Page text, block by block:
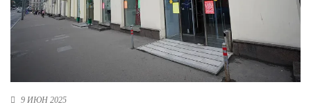
Ростовская область (2)
Самарская область (1)
Санкт-Петербург и ЛО (3)
Смоленская область (1)
9 ИЮН 2025